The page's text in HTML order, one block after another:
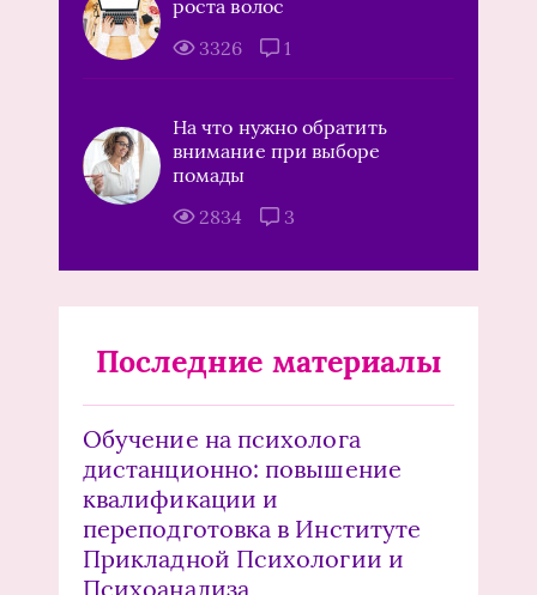
роста волос
3326
1
На что нужно обратить
внимание при выборе
помады
2834
3
Последние материалы
Обучение на психолога
дистанционно: повышение
квалификации и
переподготовка в Институте
Прикладной Психологии и
Психоанализа